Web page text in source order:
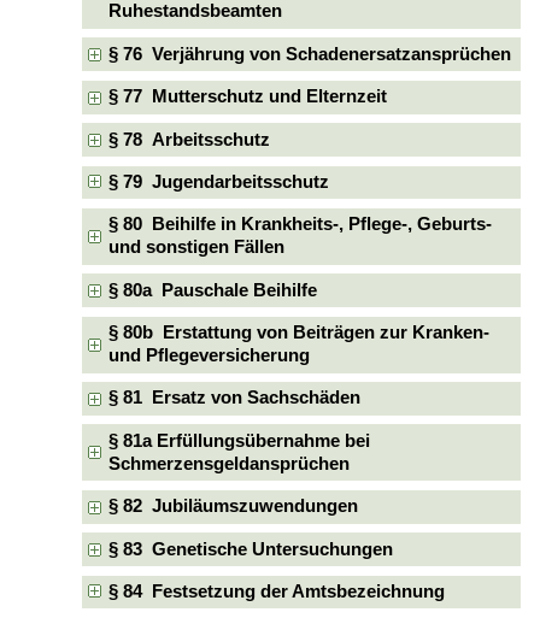
Ruhestandsbeamten
§ 76 Verjährung von Schadenersatzansprüchen
§ 77 Mutterschutz und Elternzeit
§ 78 Arbeitsschutz
§ 79 Jugendarbeitsschutz
§ 80 Beihilfe in Krankheits-, Pflege-, Geburts-
und sonstigen Fällen
§ 80a Pauschale Beihilfe
§ 80b Erstattung von Beiträgen zur Kranken-
und Pflegeversicherung
§ 81 Ersatz von Sachschäden
§ 81a Erfüllungsübernahme bei
Schmerzensgeldansprüchen
§ 82 Jubiläumszuwendungen
§ 83 Genetische Untersuchungen
§ 84 Festsetzung der Amtsbezeichnung